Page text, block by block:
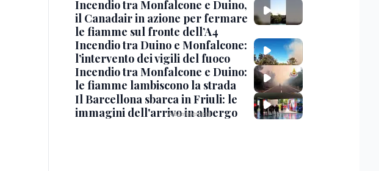
Incendio tra Monfalcone e Duino,
il Canadair in azione per fermare
le fiamme sul fronte dell’A4
Incendio tra Duino e Monfalcone:
l’intervento dei vigili del fuoco
Incendio tra Monfalcone e Duino:
le fiamme lambiscono la strada
Il Barcellona sbarca in Friuli: le
immagini dell'arrivo in albergo